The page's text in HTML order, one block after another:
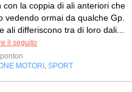
con la coppia di ali anteriori che
vedendo ormai da qualche Gp.
ali differiscono tra di loro dali...
il seguito
MOTORI , SPORT